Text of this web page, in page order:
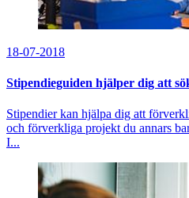
18-07-2018
Stipendieguiden hjälper dig att
Stipendier kan hjälpa dig att
och förverkliga projekt du annars
I...